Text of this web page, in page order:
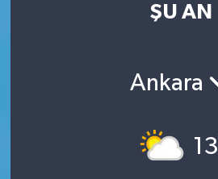
ŞU AN
Ankara
13
Son Dakika Haberleri